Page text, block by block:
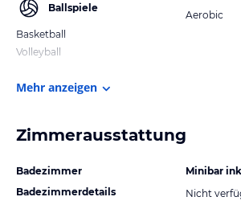
Ballspiele
Basketball
Volleyball
Aerobic
Mehr anzeigen
Zimmerausstattung
Badezimmer
Badezimmerdetails
Minibar
Nicht